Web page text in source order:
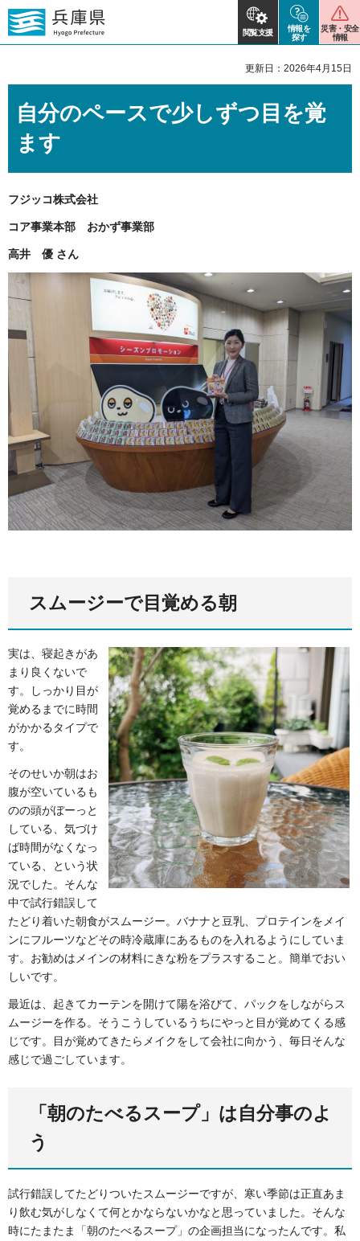
閲覧支援
情報を
探す
災害・安全
情報
更新日：2026年4月15日
自分のペースで少しずつ目を覚
ます
フジッコ株式会社
コア事業本部 おかず事業部
高井 優 さん
スムージーで目覚める朝
実は、寝起きがあ
まり良くないで
す。しっかり目が
覚めるまでに時間
がかかるタイプで
す。
そのせいか朝はお
腹が空いているも
のの頭がぼーっと
している、気づけ
ば時間がなくなっ
ている、という状
況でした。そんな
中で試行錯誤して
たどり着いた朝食がスムージー。バナナと豆乳、プロテインをメイ
ンにフルーツなどその時冷蔵庫にあるものを入れるようにしていま
す。お勧めはメインの材料にきな粉をプラスすること。簡単でおい
しいです。
最近は、起きてカーテンを開けて陽を浴びて、パックをしながらス
ムージーを作る。そうこうしているうちにやっと目が覚めてくる感
じです。目が覚めてきたらメイクをして会社に向かう、毎日そんな
感じで過ごしています。
「朝のたべるスープ」は自分事のよ
う
試行錯誤してたどりついたスムージーですが、寒い季節は正直あま
り飲む気がしなくて何とかならないかなと思っていました。そんな
時にたまたま「朝のたべるスープ」の企画担当になったんです。私